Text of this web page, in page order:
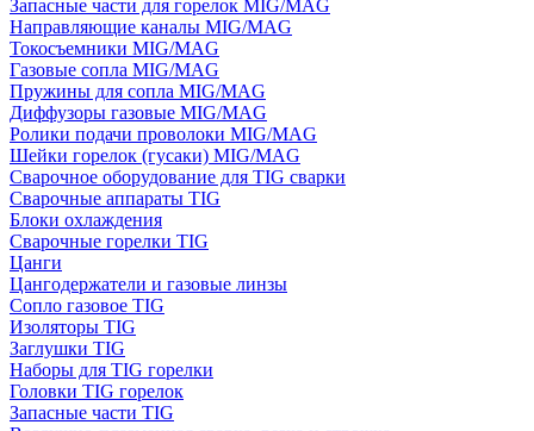
Запасные части для горелок MIG/MAG
Направляющие каналы MIG/MAG
Токосъемники MIG/MAG
Газовые сопла MIG/MAG
Пружины для сопла MIG/MAG
Диффузоры газовые MIG/MAG
Ролики подачи проволоки MIG/MAG
Шейки горелок (гусаки) MIG/MAG
Сварочное оборудование для TIG сварки
Сварочные аппараты TIG
Блоки охлаждения
Сварочные горелки TIG
Цанги
Цангодержатели и газовые линзы
Сопло газовое TIG
Изоляторы TIG
Заглушки TIG
Наборы для TIG горелки
Головки TIG горелок
Запасные части TIG